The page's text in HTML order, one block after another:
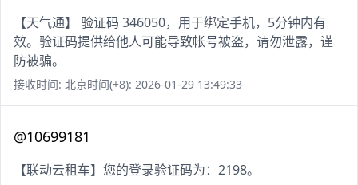
【天气通】 验证码 346050，用于绑定手机，5分钟内有
效。验证码提供给他人可能导致帐号被盗，请勿泄露，谨
防被骗。
接收时间: 北京时间(+8): 2026-01-29 13:49:33
@10699181
【联动云租车】您的登录验证码为：2198。